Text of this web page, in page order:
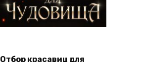
Отбор красавиц для